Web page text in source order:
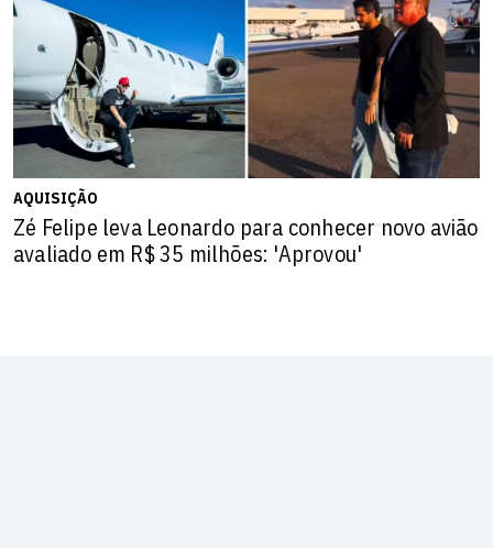
AQUISIÇÃO
Zé Felipe leva Leonardo para conhecer novo avião
avaliado em R$ 35 milhões: 'Aprovou'